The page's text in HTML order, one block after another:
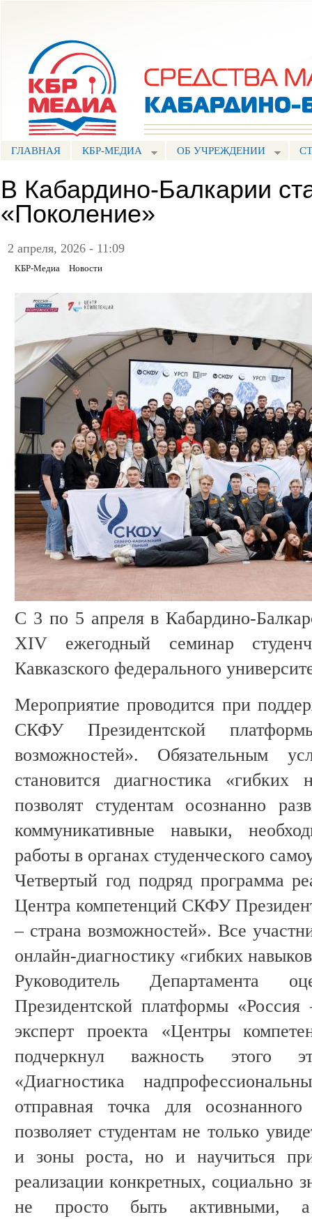
ГЛАВНАЯ КБР-МЕДИА ОБ УЧРЕЖДЕНИИ
В Кабардино-Балкарии
«Поколение»
2 апреля, 2026 - 11:09
КБР-Медиа Новости
С 3 по 5 апреля в Кабардино-
XIV ежегодный семинар
Кавказского федерального
Мероприятие проводится при
СКФУ Президентской
возможностей». Обязательным
становится диагностика «гибких
позволят студентам осознанно
коммуникативные навыки,
работы в органах студенческого
Четвертый год подряд программа
Центра компетенций СКФУ
– страна возможностей». Все
онлайн-диагностику «гибких
Руководитель Департамента
Президентской платформы «Россия
эксперт проекта «Центры
подчеркнул важность этого
«Диагностика
отправная точка для осознанного
позволяет студентам не только
и зоны роста, но и научиться
реализации конкретных, социально
не просто быть активными,